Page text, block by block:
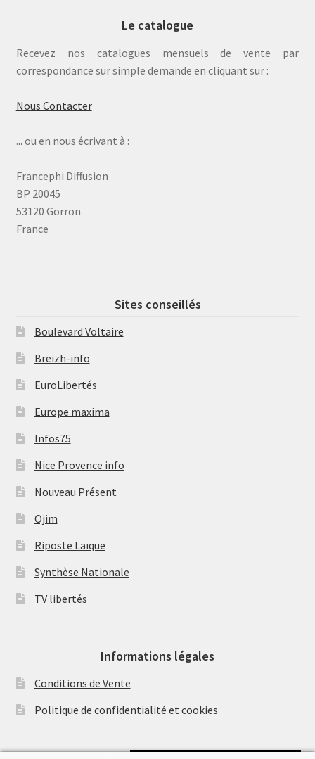
Le catalogue
Recevez nos catalogues mensuels de vente par
correspondance sur simple demande en cliquant sur :
Nous Contacter
... ou en nous écrivant à :
Francephi Diffusion
BP 20045
53120 Gorron
France
Sites conseillés
Boulevard Voltaire
Breizh-info
EuroLibertés
Europe maxima
Infos75
Nice Provence info
Nouveau Présent
Ojim
Riposte Laïque
Synthèse Nationale
TV libertés
Informations légales
Conditions de Vente
Politique de confidentialité et cookies